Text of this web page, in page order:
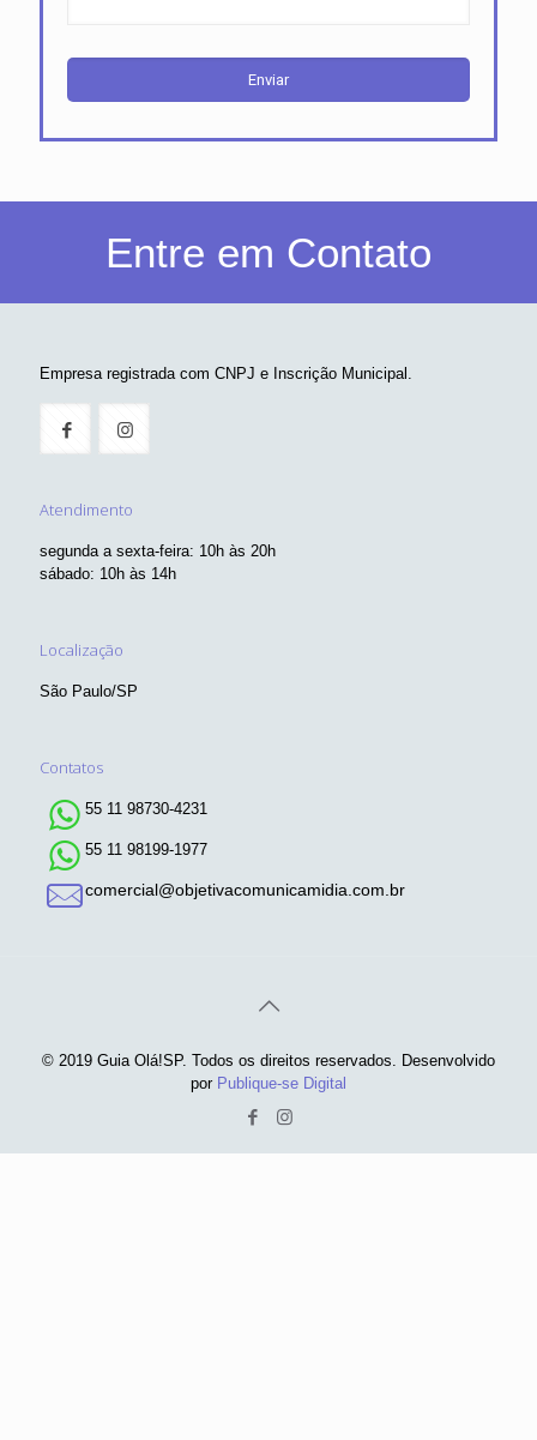
Entre em Contato
Empresa registrada com CNPJ e Inscrição Municipal.
Atendimento
segunda a sexta-feira: 10h às 20h
sábado: 10h às 14h
Localização
São Paulo/SP
Contatos
55 11 98730-4231
55 11 98199-1977
comercial@objetivacomunicamidia.com.br
© 2019 Guia Olá!SP. Todos os direitos reservados. Desenvolvido
por Publique-se Digital